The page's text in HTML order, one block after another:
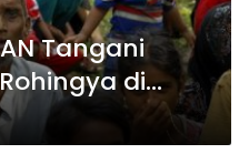
Tangani
di